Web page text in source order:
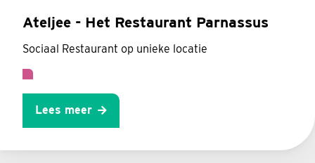
Ateljee - Het Restaurant Parnassus
Sociaal Restaurant op unieke locatie
Lees meer